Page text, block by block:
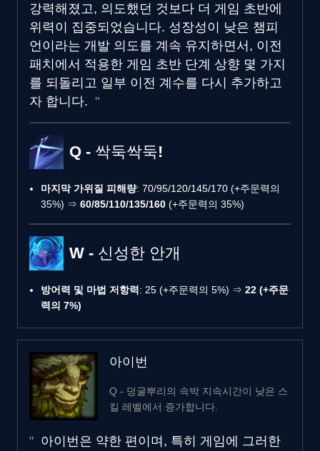
강력해졌고, 의도했던 것보다 더 게임 초반에
위력이 집중되었습니다. 성장성이 낮은 챔피
언이라는 개발 의도를 계속 유지하면서, 이전
패치에서 적용한 게임 초반 단계 상향 몇 가지
를 되돌리고 일부 이전 계수를 다시 추가하고
자 합니다.
Q - 싹둑싹둑!
마지막 가위질 피해량: 70/95/120/145/170 (+주문력의
35%) ⇒ 60/85/110/135/160 (+주문력의 35%)
W - 신성한 안개
방어력 및 마법 저항력: 25 (+주문력의 5%) ⇒ 22 (+주문
력의 7%)
아이번
Q - 덩굴뿌리의 속박 지속시간이 낮은 스
킬 레벨에서 증가합니다.
아이번은 약한 편이며, 특히 게임에 그러한